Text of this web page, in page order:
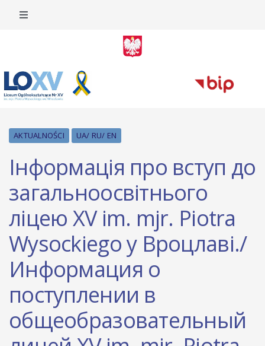
AKTUALNOŚCI UA/ RU/ EN
Інформація про вступ до
загальноосвітнього
ліцею XV im. mjr. Piotra
Wysockiego у Вроцлаві./
Информация о
поступлении в
общеобразовательный